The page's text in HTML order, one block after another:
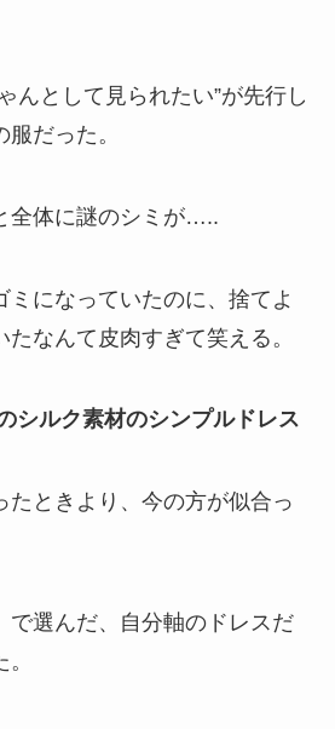
んとして見られたい”が先行し
だった。
全体に謎のシミが…..
ミになっていたのに、捨てよ
なんて皮肉すぎて笑える。
シルク素材のシンプルドレス
たときより、今の方が似合っ
で選んだ、自分軸のドレスだ